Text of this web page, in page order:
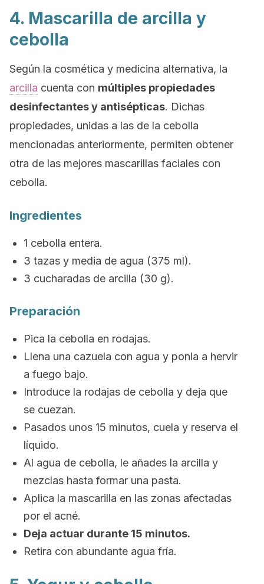
4. Mascarilla de arcilla y
cebolla
Según la cosmética y medicina alternativa, la
arcilla cuenta con múltiples propiedades
desinfectantes y antisépticas. Dichas
propiedades, unidas a las de la cebolla
mencionadas anteriormente, permiten obtener
otra de las mejores mascarillas faciales con
cebolla.
Ingredientes
1 cebolla entera.
3 tazas y media de agua (375 ml).
3 cucharadas de arcilla (30 g).
Preparación
Pica la cebolla en rodajas.
Llena una cazuela con agua y ponla a hervir
a fuego bajo.
Introduce la rodajas de cebolla y deja que
se cuezan.
Pasados unos 15 minutos, cuela y reserva el
líquido.
Al agua de cebolla, le añades la arcilla y
mezclas hasta formar una pasta.
Aplica la mascarilla en las zonas afectadas
por el acné.
Deja actuar durante 15 minutos.
Retira con abundante agua fría.